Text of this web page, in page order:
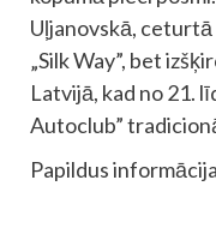
Uļjanovskā,
„Silk Way”, bet
Latvijā, kad no 21.
Autoclub”
Papildus